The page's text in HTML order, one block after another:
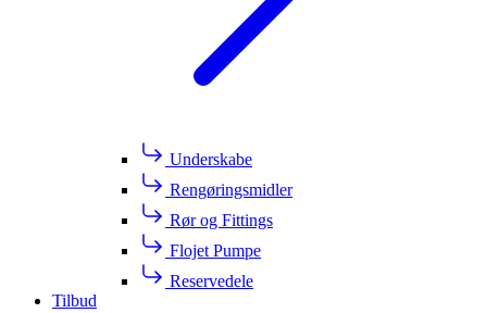
Underskabe
Rengøringsmidler
Rør og Fittings
Flojet Pumpe
Reservedele
Tilbud